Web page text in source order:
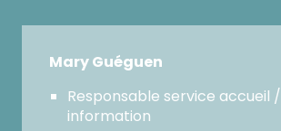
Mary Guéguen
Responsable service accueil /
information